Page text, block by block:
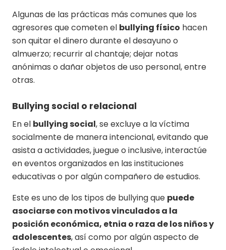
Algunas de las prácticas más comunes que los
agresores que cometen el bullying físico hacen
son quitar el dinero durante el desayuno o
almuerzo; recurrir al chantaje; dejar notas
anónimas o dañar objetos de uso personal, entre
otras.
Bullying social o relacional
En el bullying social, se excluye a la víctima
socialmente de manera intencional, evitando que
asista a actividades, juegue o inclusive, interactúe
en eventos organizados en las instituciones
educativas o por algún compañero de estudios.
Este es uno de los tipos de bullying que puede
asociarse con motivos vinculados a la
posición económica, etnia o raza de los niños y
adolescentes, así como por algún aspecto de